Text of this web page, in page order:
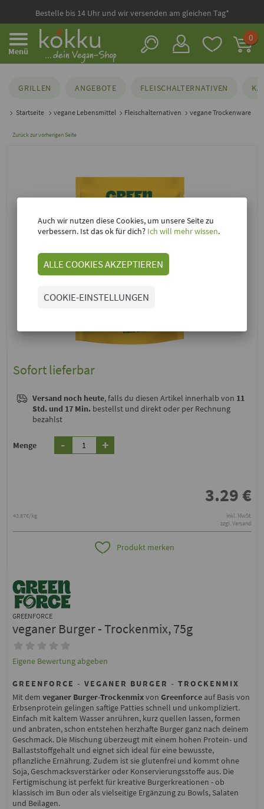
Bestelle bis 14 Uhr und wir versenden am gleichen Tag*
Menü
0
GRILLEN ANGEBOTE FLEISCHALTERNATIVEN
Startseite vegane Lebensmittel Fleischalternativen vegane Trockenware
Zurück zur vorherigen Seite
Sofort lieferbar
Versand noch heute, falls du diesen Artikel innerhalb von 11
Std. und 17 Min. bestellst und direkt oder per Rechnung
bezahlst
Menge - +
3.29€
43.87€/kg
inkl. MwSt.
zzgl. Versand
Produkt merken
GREENFORCE
veganer Burger - Trockenmix, 75g
Eigene Bewertung abgeben
GREENFORCE - VEGANER BURGER - TROCKENMIX
Mit dem veganer Burger-Trockenmixvon Greenforceauf Basis von
Erbsenprotein gelingen saftige Patties schnell und unkompliziert.
Einfach mit kaltem Wasser anrühren, kurz quellen lassen, formen
und anbraten, schon entstehen herzhafte Burger ganz nach deinem
Geschmack. Die Mischung überzeugt mit einem hohen Protein- und
Ballaststoffgehalt und eignet sich ideal für eine bewusste,
pflanzliche Ernährung. Zudem ist sie glutenfrei und kommt ohne
Soja, Geschmacksverstärker oder Konservierungsstoffe aus. Die
Fertigmischung ist perfekt für kreative Burgerkreationen - ob
klassisch im Bun oder als vielseitige Ergänzung zu Bowls, Salaten
und Beilagen.
Auch wir nutzen diese Cookies, um unsere Seite zu
verbessern. Ist das ok für dich? Ich will mehr wissen.
ALLE COOKIES AKZEPTIEREN
COOKIE-EINSTELLUNGEN